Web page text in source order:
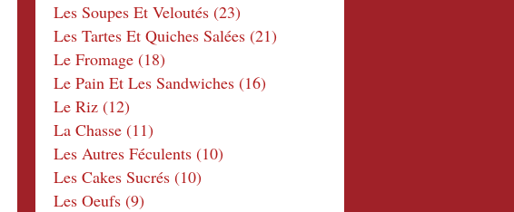
Les Soupes Et Veloutés (23)
Les Tartes Et Quiches Salées (21)
Le Fromage (18)
Le Pain Et Les Sandwiches (16)
Le Riz (12)
La Chasse (11)
Les Autres Féculents (10)
Les Cakes Sucrés (10)
Les Oeufs (9)